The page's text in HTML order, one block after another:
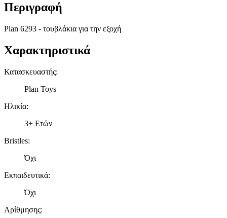
Περιγραφή
Plan 6293 - τουβλάκια για την εξοχή
Χαρακτηριστικά
Κατασκευαστής:
Plan Toys
Ηλικία:
3+ Ετών
Bristles:
Όχι
Εκπαιδευτικά:
Όχι
Αρίθμησης: